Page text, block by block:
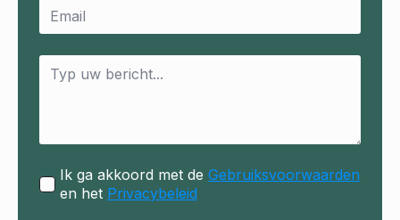
Email
Message
Ik ga akkoord met de Gebruiksvoorwaarden
en het Privacybeleid